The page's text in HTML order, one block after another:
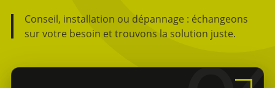
Conseil, installation ou dépannage : échangeons
sur votre besoin et trouvons la solution juste.